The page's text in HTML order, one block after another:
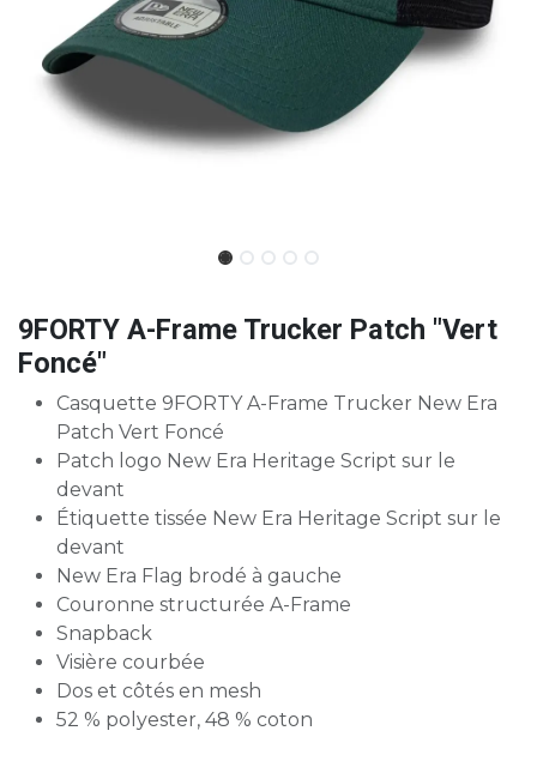
9FORTY A-Frame Trucker Patch "Vert
Foncé"
Casquette 9FORTY A-Frame Trucker New Era
Patch Vert Foncé
Patch logo New Era Heritage Script sur le
devant
Étiquette tissée New Era Heritage Script sur le
devant
New Era Flag brodé à gauche
Couronne structurée A-Frame
Snapback
Visière courbée
Dos et côtés en mesh
52 % polyester, 48 % coton